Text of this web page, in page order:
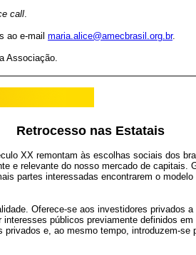
call.
ao e-mail maria.alice@amecbrasil.org.br.
Associação.
Retrocesso nas Estatais
XX remontam às escolhas sociais dos
e relevante do nosso mercado de capitais.
partes interessadas encontrarem o
Oferece-se aos investidores privados
públicos previamente definidos
e, ao mesmo tempo, introduzem-se